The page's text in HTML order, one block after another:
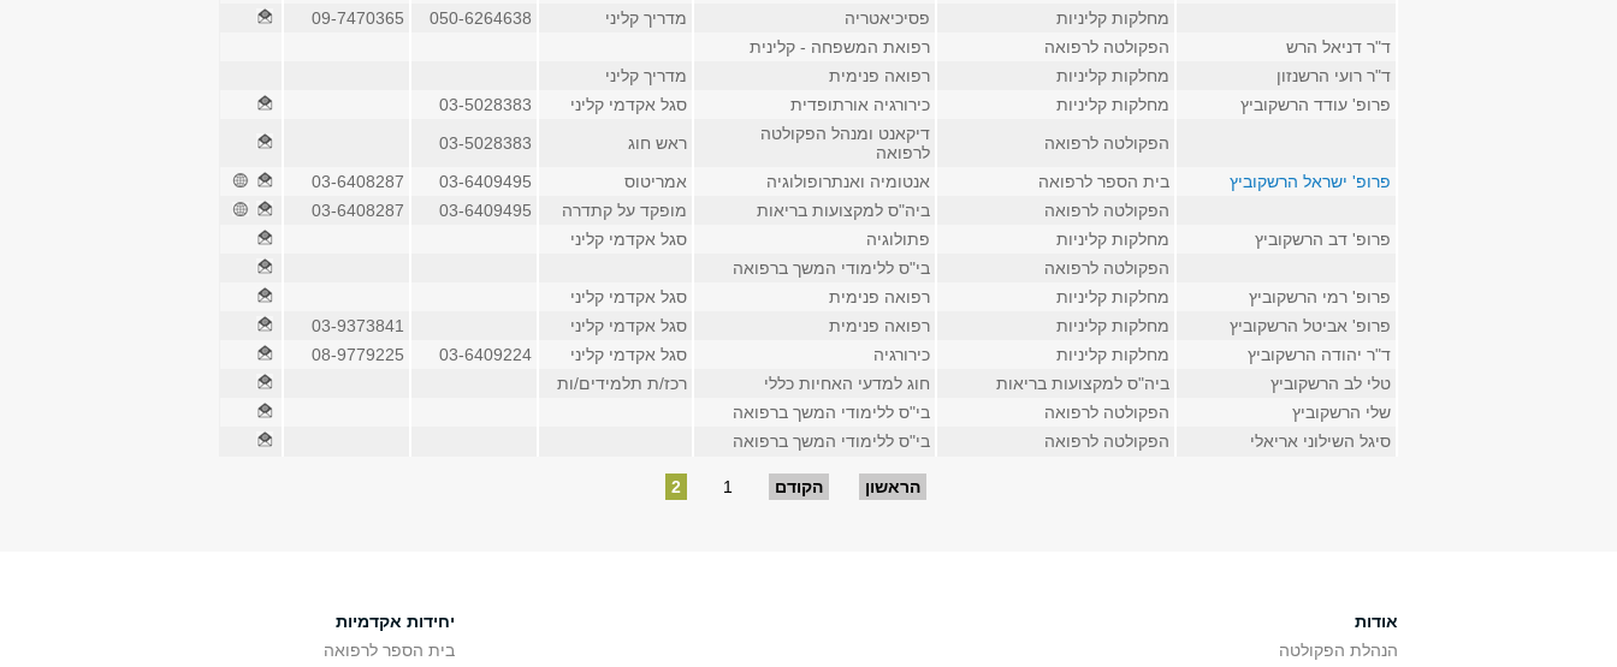
מחלקות קליניות
פסיכיאטריה מדריך קליני 050-6264638
09-7470365
ד"ר דניאל הרש
הפקולטה לרפואה
רפואת המשפחה - קלינית
ד"ר רועי הרשנזון
מחלקות קליניות רפואה פנימית
מדריך קליני
פרופ' עודד הרשקוביץ
מחלקות קליניות כירורגיה אורתופדית סגל אקדמי קליני
03-5028383
הפקולטה לרפואה
דיקאנט ומנהל הפקולטה
לרפואה
ראש חוג
03-5028383
פרופ' ישראל הרשקוביץ
בית הספר לרפואה אנטומיה ואנתרופולוגיה אמריטוס 03-6409495
03-6408287
הפקולטה לרפואה
ביה"ס למקצועות בריאות מופקד על קתדרה 03-6409495
03-6408287
פרופ' דב הרשקוביץ
מחלקות קליניות פתולוגיה
סגל אקדמי קליני
הפקולטה לרפואה
בי"ס ללימודי המשך ברפואה
פרופ' רמי הרשקוביץ
מחלקות קליניות רפואה פנימית
סגל אקדמי קליני
פרופ' אביטל הרשקוביץ
מחלקות קליניות רפואה פנימית סגל אקדמי קליני
03-9373841
ד"ר יהודה הרשקוביץ
מחלקות קליניות כירורגיה סגל אקדמי קליני 03-6409224
08-9779225
טלי לב הרשקוביץ
ביה"ס למקצועות בריאות חוג למדעי האחיות כללי
רכז/ת תלמידים/ות
שלי הרשקוביץ
הפקולטה לרפואה
בי"ס ללימודי המשך ברפואה
סיגל השילוני אריאלי
הפקולטה לרפואה בי"ס ללימודי המשך ברפואה
הראשון הקודם 1
2
אודות
הנהלת הפקולטה
יחידות אקדמיות
בית הספר לרפואה